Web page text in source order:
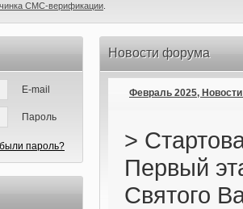
СМС-верификации
E-mail
Пароль
пароль?
Новости форума
Февраль 2025,
>
Первый
Святого